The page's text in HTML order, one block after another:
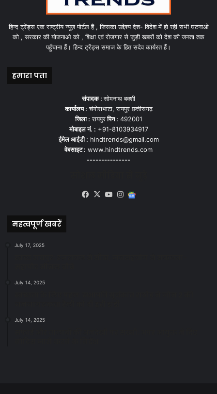
हिन्द ट्रेंड्स एक राष्ट्रीय न्यूज़ पोर्टल हैं , जिसका उद्देश्य देश- विदेश में हो रही सभी घटनाओ
को , सरकार की योजनाओ को , शिक्षा एवं रोजगार से जुड़ी खबरों को देश की जनता तक
पहुँचाना हैं। हिन्द ट्रेंड्स समाज के हित सदेव कार्यरत हैं।
हमारा पता
संपादक :सोमनाथ बक्शी
कार्यालय : चंगोराभाटा, रायपुर छत्तीसगढ़
जिला : रायपुरपिन : 492001
मोबाइल नं. : +91-8103934917
ईमेल आईडी : hindtrends@gmail.com
वेबसाइट : www.hindtrends.com
---------------
Facebook
X YouTubeInstagram
महत्वपूर्ण खबरें
July 17, 2025
July 14, 2025
July 14, 2025